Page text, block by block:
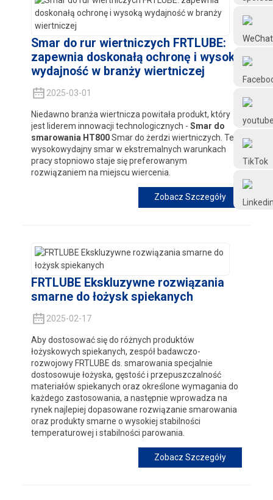
Frtlube
@FRTLUBE8
@FRTLUBE8
Smar do rur wiertniczych FRTLUBE:
zapewnia doskonałą ochronę i wysoką
wydajność w branży wiertniczej
2025-03-01
Niedawno branża wiertnicza powitała produkt, który
jest liderem innowacji technologicznych - Smar do
smarowania HT800Smar do żerdzi wiertniczych. Ten
wysokowydajny smar w ekstremalnych warunkach
pracy stopniowo staje się preferowanym
rozwiązaniem na miejscu wiercenia.
Zobacz Szczegóły
FRTLUBE Ekskluzywne rozwiązania
smarne do łożysk spiekanych
2025-02-17
Aby dostosować się do różnych produktów
łożyskowych spiekanych, zespół badawczo-
rozwojowy FRTLUBE ds. smarowania specjalnie
dostosowuje łożyska, gęstość i przepuszczalność
materiałów spiekanych oraz określone wymagania do
każdego zastosowania, a następnie wprowadza na
rynek najlepiej dopasowane rozwiązanie smarowania
oraz produkty smarne o wysokiej stabilności
temperaturowej i stabilności parowania.
Zobacz Szczegóły